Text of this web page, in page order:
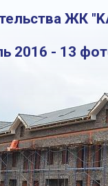
ЖК
2016 - 13